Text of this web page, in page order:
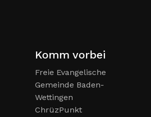
Komm vorbei
Freie Evangelische
Gemeinde Baden-
Wettingen
ChrüzPunkt